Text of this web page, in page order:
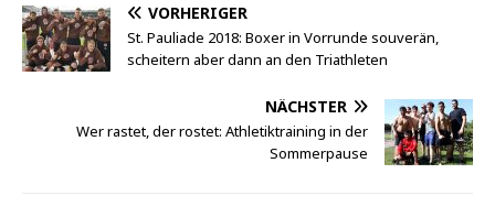
VORHERIGER
St. Pauliade 2018: Boxer in Vorrunde souverän,
scheitern aber dann an den Triathleten
NÄCHSTER
Wer rastet, der rostet: Athletiktraining in der
Sommerpause